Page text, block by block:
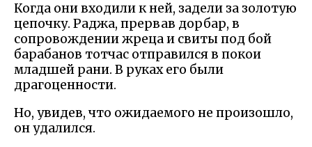
Когда они входили к ней, задели за золотую
цепочку. Раджа, прервав дорбар, в
сопровождении жреца и свиты под бой
барабанов тотчас отправился в покои
младшей рани. В руках его были
драгоценности.
Но, увидев, что ожидаемого не произошло,
он удалился.